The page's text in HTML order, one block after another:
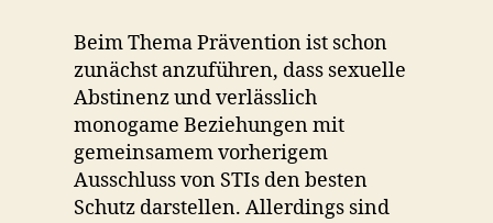
Beim Thema Prävention ist schon
zunächst anzuführen, dass sexuelle
Abstinenz und verlässlich
monogame Beziehungen mit
gemeinsamem vorherigem
Ausschluss von STIs den besten
Schutz darstellen. Allerdings sind